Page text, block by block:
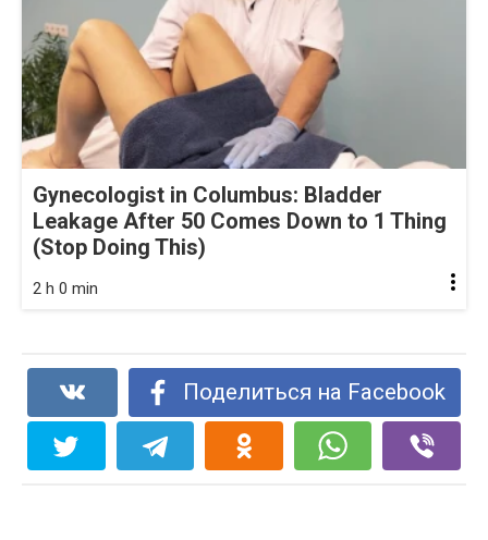
Gynecologist in Columbus: Bladder
Leakage After 50 Comes Down to 1 Thing
(Stop Doing This)
2 h 0 min
Поделиться на Facebook